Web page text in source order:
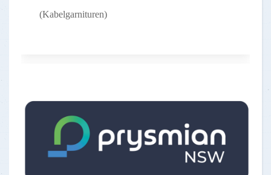
(Kabelgarnituren)